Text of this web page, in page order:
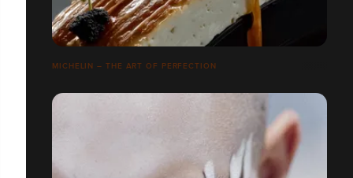
MICHELIN – THE ART OF PERFECTION